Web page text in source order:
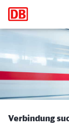
Hauptnavigation
Verbindung